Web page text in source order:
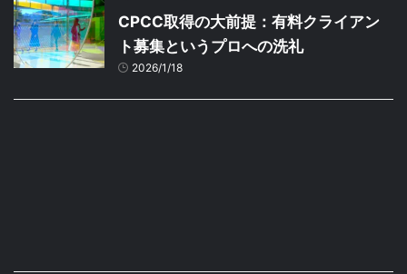
CPCC取得の大前提：有料クライアン
ト募集というプロへの洗礼
2026/1/18